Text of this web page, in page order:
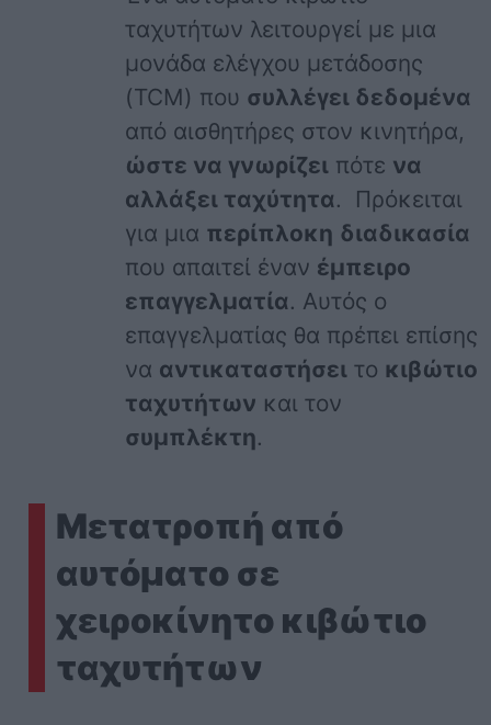
ταχυτήτων λειτουργεί με μια
μονάδα ελέγχου μετάδοσης
(TCM) που συλλέγει δεδομένα
από αισθητήρες στον κινητήρα,
ώστε να γνωρίζειπότε να
αλλάξει ταχύτητα. Πρόκειται
για μια περίπλοκη διαδικασία
που απαιτεί έναν έμπειρο
επαγγελματία. Αυτός ο
επαγγελματίας θα πρέπει επίσης
να αντικαταστήσειτο κιβώτιο
ταχυτήτων και τον
συμπλέκτη.
Μετατροπή από
αυτόματο σε
χειροκίνητο κιβώτιο
ταχυτήτων